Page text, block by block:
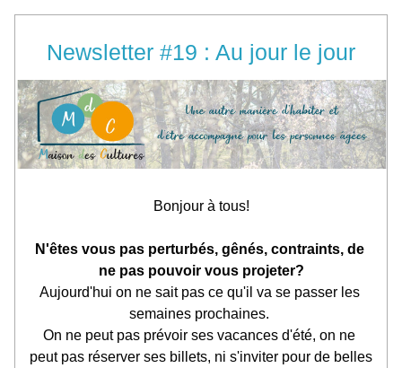
Newsletter #19 : Au jour le jour
Bonjour à tous!
N'êtes vous pas perturbés, gênés, contraints, de
ne pas pouvoir vous projeter?
Aujourd'hui on ne sait pas ce qu'il va se passer les
semaines prochaines.
On ne peut pas prévoir ses vacances d'été, on ne
peut pas réserver ses billets, ni s'inviter pour de belles